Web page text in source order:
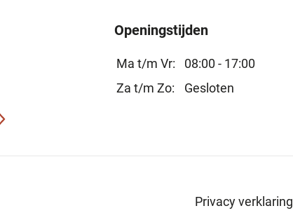
Openingstijden
Ma t/m Vr:
08:00 - 17:00
Za t/m Zo:
Gesloten
Privacy verklaring